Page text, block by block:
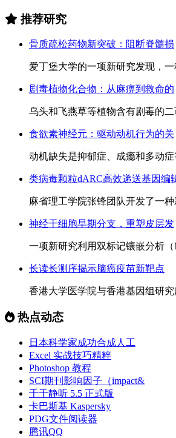
推荐研究
骨质疏松药物新突破：阻断脊髓损
爱丁堡大学的一项新研究发现，
剧毒植物化合物：从麻痹到救命的
乌头和飞燕草等植物含有剧毒的
食欲素神经元：驱动动机行为的关
动机缺失是抑郁症、成瘾和多动
类病毒颗粒dARC高效递送基因编
麻省理工学院张锋团队开发了一
神经干细胞早期分支，重塑皮层发
一项新研究利用双标记镶嵌分析
长读长测序揭示脑癌疫苗新靶点
香港大学医学院与香港基因组研
热点动态
日本科学家成功合成人工
Excel 实战技巧精粹
Photoshop 教程
SCI期刊影响因子（impact&
千千静听 5.5 正式版
卡巴斯基 Kaspersky
PDG文件阅读器
腾讯QQ